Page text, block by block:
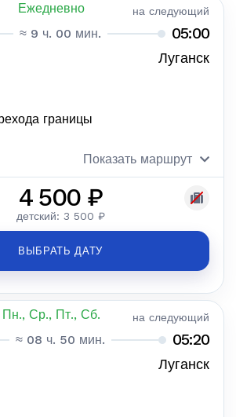
Ежедневно на следующий
≈ 9 ч. 00 мин. 05:00
Луганск
границы
Показать маршрут
4 500 ₽
детский: 3 500 ₽
ВЫБРАТЬ ДАТУ
Пн., Ср., Пт., Сб. на следующий
≈ 08 ч. 50 мин. 05:20
Луганск